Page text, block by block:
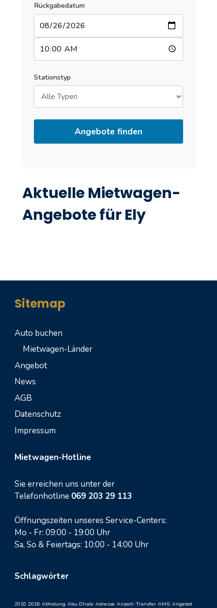
Rückgabedatum
Stationstyp
Angebote finden
Aktuelle Mietwagen-
Angebote für Ely
Sitemap
Auto buchen
Mietwagen-Länder
Angebot
News
AGB
Datenschutz
Impressum
Mietwagen-Hotline
Sie erreichen uns unter der
Telefonhotline 069 203 29 113
Öffnungszeiten unseres Service-Centers:
Mo - Fr: 09:00 - 19:00 Uhr
Sa, So & Feiertags: 10:00 - 14:00 Uhr
Schlagwörter
2010 2018 Abholung Abu Dhabi Adresse Airport-Transfer AMG Angebot